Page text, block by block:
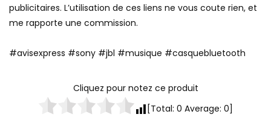
publicitaires. L’utilisation de ces liens ne vous coute rien, et
me rapporte une commission.
#avisexpress #sony #jbl #musique #casquebluetooth
Cliquez pour notez ce produit
[Total: 0 Average: 0]